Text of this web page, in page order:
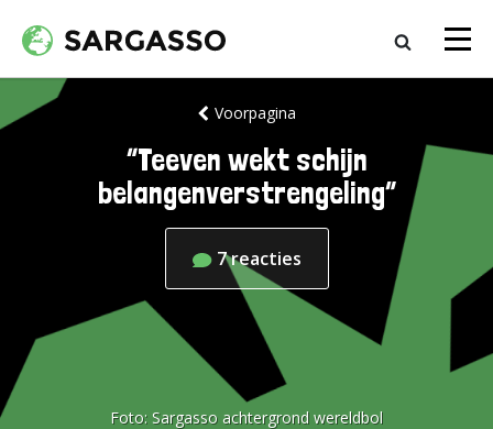
Voorpagina
“Teeven wekt schijn
belangenverstrengeling”
7reacties
Foto: Sargasso achtergrond wereldbol